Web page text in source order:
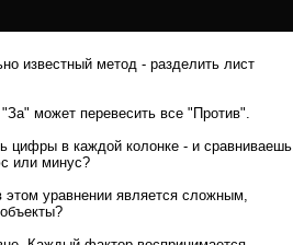
известный метод - разделить лист
может перевесить все "Против".
цифры в каждой колонке - и сравниваешь.
или минус?
уравнении является сложным,